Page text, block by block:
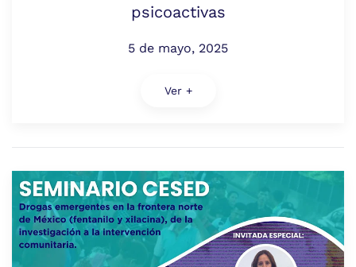
psicoactivas
5 de mayo, 2025
Ver +